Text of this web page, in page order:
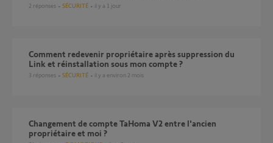
2 réponses SÉCURITÉ il y a 1 jour
Comment redevenir propriétaire après suppression du
Link et réinstallation sous mon compte ?
3 réponses SÉCURITÉ il y a environ 2 mois
Changement de compte TaHoma V2 entre l'ancien
propriétaire et moi ?